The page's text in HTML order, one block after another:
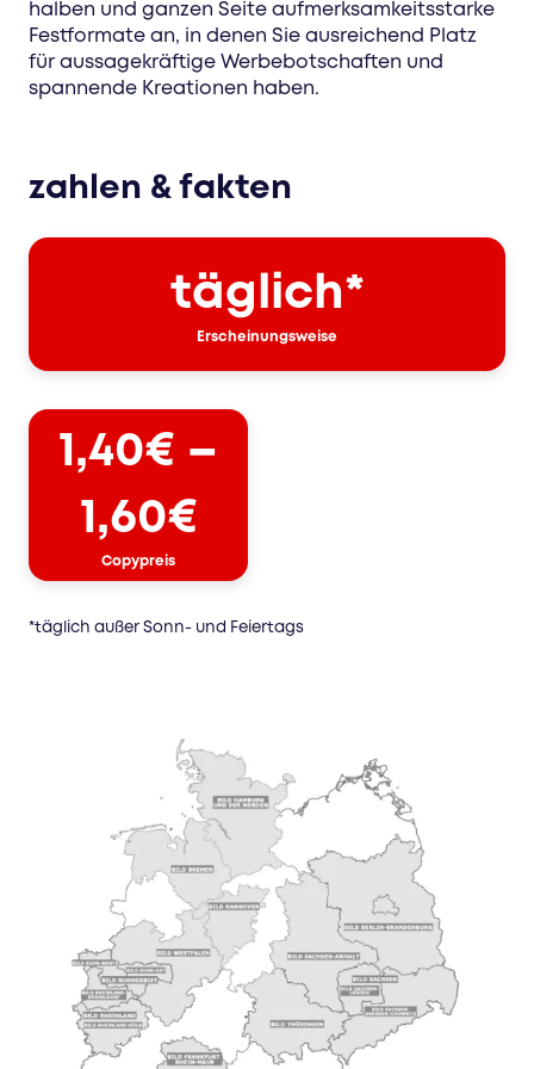
halben und ganzen Seite aufmerksamkeitsstarke
Festformate an, in denen Sie ausreichend Platz
für aussagekräftige Werbebotschaften und
spannende Kreationen haben.
zahlen & fakten
täglich*
Erscheinungsweise
1,40€ –
1,60€
Copypreis
*täglich außer Sonn- und Feiertags